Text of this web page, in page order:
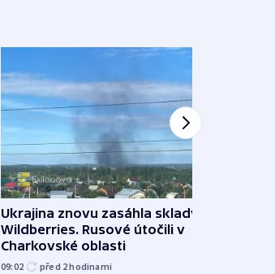
Ukrajina znovu zasáhla sklady
Wildberries. Rusové útočili v
Charkovské oblasti
09:02 před 2hodinami